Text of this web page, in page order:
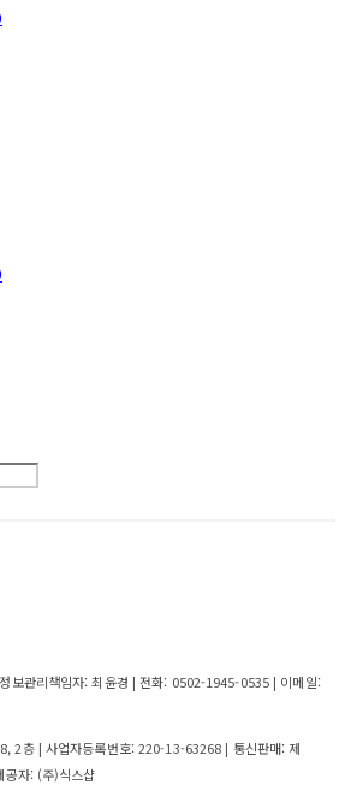
보관리책임자: 최윤경 | 전화: 0502-1945-0535 | 이메일:
2층 | 사업자등록번호:220-13-63268 | 통신판매: 제
자: (주)식스샵